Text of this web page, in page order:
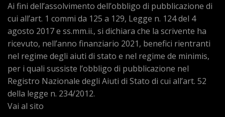
Ai fini dell’assolvimento dell’obbligo di pubblicazione di
cui all’art. 1 commi da 125 a 129, Legge n. 124 del 4
agosto 2017 e ss.mm.ii., si dichiara che la scrivente ha
ricevuto, nell’anno finanziario 2021, benefici rientranti
nel regime degli aiuti di stato e nel regime de minimis,
per i quali sussiste l’obbligo di pubblicazione nel
Registro Nazionale degli Aiuti di Stato di cui all’art. 52
della legge n. 234/2012.
Vai al sito